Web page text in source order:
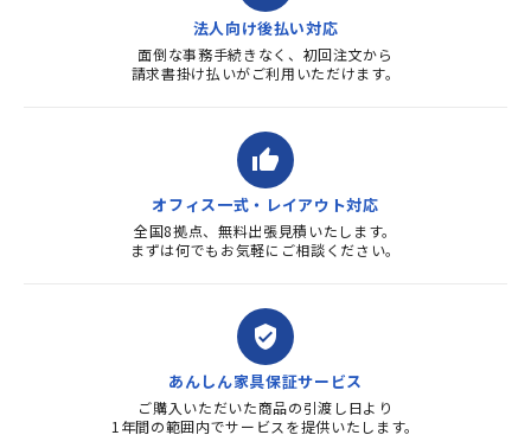
法人向け後払い対応
面倒な事務手続きなく、初回注文から
請求書掛け払いがご利用いただけます。
thumb_up
オフィス一式・レイアウト対応
全国8拠点、無料出張見積いたします。
まずは何でもお気軽にご相談ください。
verified_user
あんしん家具保証サービス
ご購入いただいた商品の引渡し日より
1年間の範囲内でサービスを提供いたします。